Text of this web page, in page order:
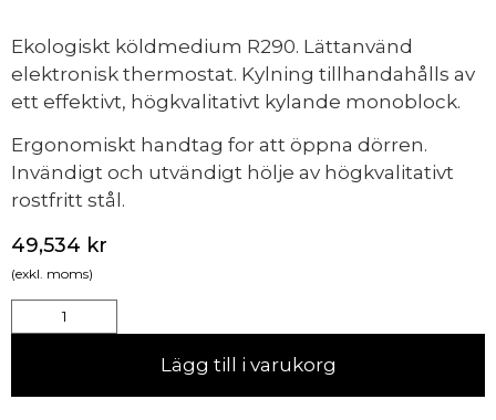
Ekologiskt köldmedium R290. Lättanvänd
elektronisk thermostat. Kylning tillhandahålls av
ett effektivt, högkvalitativt kylande monoblock.
Ergonomiskt handtag for att öppna dörren.
Invändigt och utvändigt hölje av högkvalitativt
rostfritt stål.
49,534 kr
(exkl. moms)
Lägg till i varukorg